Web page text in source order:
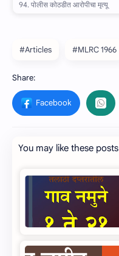
#Articles #MLRC 1966
You may like these posts